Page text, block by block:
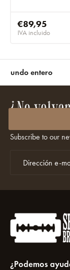
€89,95
IVA incluido
mundo entero
¿No
Subscribe to our
¿Podemos